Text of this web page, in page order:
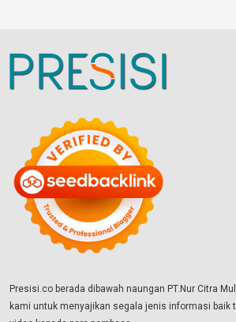
Presisi.co berada dibawah naungan PT.Nur Citra
kami untuk menyajikan segala jenis informasi baik